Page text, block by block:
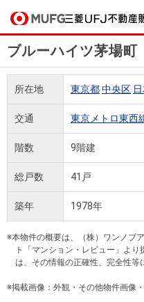
買いたいTOP
中古
マン
ショ
ンを
売りたいTOP
無
料
査
定
店舗案内TOP
店舗のご
案内（首
都圏）
店
案
古
会社情報TOP
ごあいさ
つ
会
要
ョン
組
採用情報TOP
新卒採用
情報
キ
採
買いたい
売りたい
店舗案内
会社情報
採用情報
法人のお客さま
ブルーハイツ茅場町
所在地 東京都中央区
交通 東京メトロ東西
階数 9階建
総戸数 41戸
築年 1978年
※本物件の概要は、（株）ワンノブ
ト「マンション・レビュー」よ
は、その情報の正確性、完全性等
※掲載画像：外観・その他物件画像